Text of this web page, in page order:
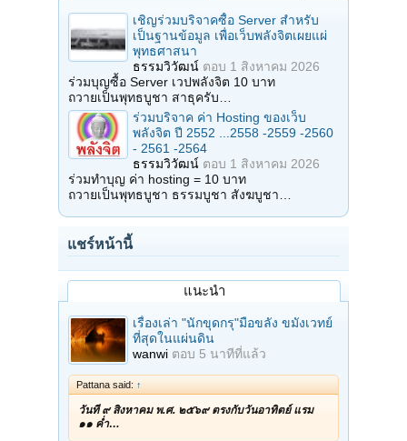
เชิญร่วมบริจาคซื้อ Server สำหรับ
เป็นฐานข้อมูล เพื่อเว็บพลังจิตเผยแผ่
พุทธศาสนา
ธรรมวิวัฒน์ ตอบ 1 สิงหาคม 2026
ร่วมบุญซื้อ Server เวปพลังจิต 10 บาท
ถวายเป็นพุทธบูชา สาธุครับ…
ร่วมบริจาค ค่า Hosting ของเว็บ
พลังจิต ปี 2552 ...2558 -2559 -2560
- 2561 -2564
ธรรมวิวัฒน์ ตอบ 1 สิงหาคม 2026
ร่วมทำบุญ ค่า hosting = 10 บาท
ถวายเป็นพุทธบูชา ธรรมบูชา สังฆบูชา…
แชร์หน้านี้
แนะนำ
เรื่องเล่า "นักขุดกรุ"มือขลัง ขมังเวทย์
ที่สุดในแผ่นดิน
wanwi ตอบ 5 นาทีที่แล้ว
Pattana said: ↑
วันที่ ๙ สิงหาคม พ.ศ. ๒๕๖๙ ตรงกับวันอาทิตย์ แรม
๑๑ ค่ำ…